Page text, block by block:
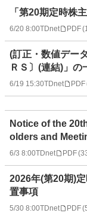
「第20期定時株
6/20 8:00TDnet PDF(
(訂正・数値デー
ＲＳ〕(連結)」の
6/19 15:30TDnet PDF
Notice of the
olders and
6/3 8:00TDnet PDF(
2026年(第20期)
置事項
5/30 8:00TDnet PDF(